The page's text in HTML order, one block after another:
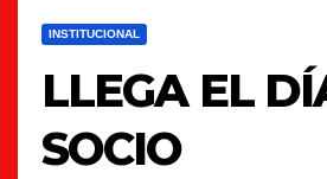
INSTITUCIONAL
LLEGA EL
SOCIO